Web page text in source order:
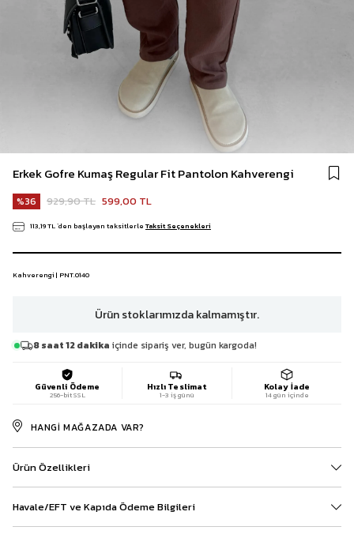
Erkek Gofre Kumaş Regular Fit Pantolon Kahverengi
36 929,90 TL 599,00 TL
113,19 TL`den başlayan taksitlerle Taksit Seçenekleri
Kahverengi | PNT.0140
Ürün stoklarımızda kalmamıştır.
8 saat 12 dakika içinde sipariş ver, bugün kargoda!
Güvenli Ödeme
256-bit SSL
Hızlı Teslimat
1-3 iş günü
Kolay İade
14 gün içinde
HANGI MAĞAZADA VAR?
Ürün Özellikleri
Havale/EFT ve Kapıda Ödeme Bilgileri